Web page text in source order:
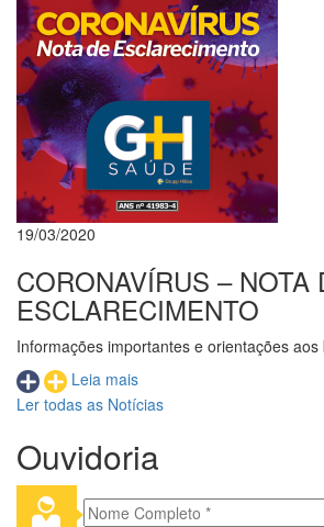
19/03/2020
CORONAVÍRUS – NOTA
ESCLARECIMENTO
Informações importantes e orientações aos
Leia mais
Ler todas as Notícias
Ouvidoria